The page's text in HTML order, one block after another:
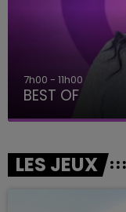
7h00 - 11h00
BEST OF
LES JEUX